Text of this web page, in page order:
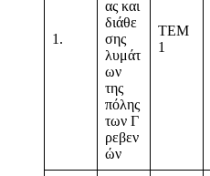
1.
ας και
διάθε
σης
λυμάτ
ων
της
πόλης
των Γ
ρεβεν
ών
ΤΕΜ
1